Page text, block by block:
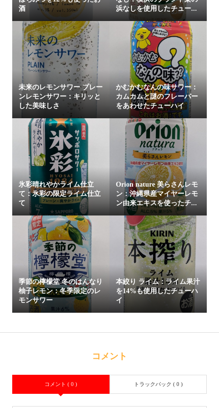
酒
浜なしを使用したチュー...
未来のレモンサワー プレー
ンレモンサワー：キリッと
した美味しさ
かむかむなんの味サワー：
カムカムと謎のフレーバー
をあわせたチューハイ
氷彩晴れやかライム仕立
て：氷彩の限定ライム仕立
て
Orion nature 美らさんレモ
ン：沖縄県産マイヤーレモ
ン由来エキスを使ったチ...
季節の檸檬堂 冬のはんなり
柚子レモン：冬季限定のレ
モンサワー
本絞り ライム：ライム果汁
を14%も使用したチューハ
イ
コメント
コメント ( 0 ) トラックバック ( 0 )